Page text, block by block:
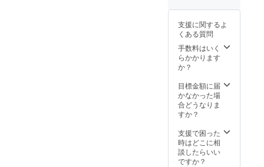
白に
オープ
ンした
創作料
理・モ
ロッコ
いゲス
トハウ
ス「あ
りいた
だきま
す。
（50,00
んたち
な子供
を見な
がら周
りの植
ので
す。温
かく柔
えとり
をして
いる
方、足
支援に関するよ
くある質問
手数料はいく
らかかります
か？
目標金額に届
かなかった場
合どうなりま
すか？
支援で困った
時はどこに相
談したらいい
ですか？